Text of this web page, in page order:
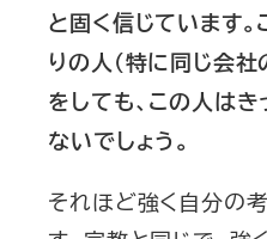
と固く信じています
りの人（特に同じ会社
をしても、この人は
ないでしょう。
それほど強く自分の